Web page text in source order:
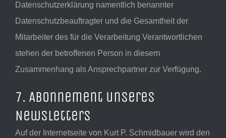
Datenschutzerklärung namentlich benannter
Datenschutzbeauftragter und die Gesamtheit der
Mitarbeiter des für die Verarbeitung Verantwortlichen
stehen der betroffenen Person in diesem
Zusammenhang als Ansprechpartner zur Verfügung.
7. Abonnement unseres
Newsletters
Auf der Internetseite von Kurt P. Schmidbauer wird den